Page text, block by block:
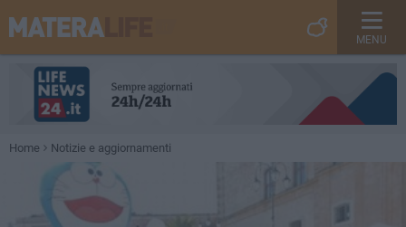
MENU
Home Notizie e aggiornamenti